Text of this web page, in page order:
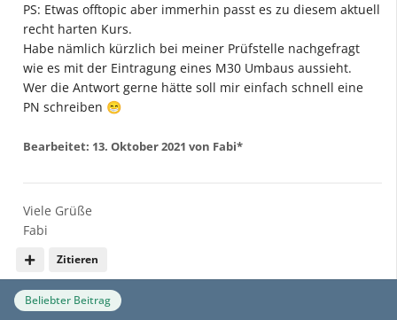
PS: Etwas offtopic aber immerhin passt es zu diesem aktuell
recht harten Kurs.
Habe nämlich kürzlich bei meiner Prüfstelle nachgefragt
wie es mit der Eintragung eines M30 Umbaus aussieht.
Wer die Antwort gerne hätte soll mir einfach schnell eine
PN schreiben 😁
Bearbeitet: 13. Oktober 2021 von Fabi*
Zitieren
Viele Grüße
Fabi
Beliebter Beitrag